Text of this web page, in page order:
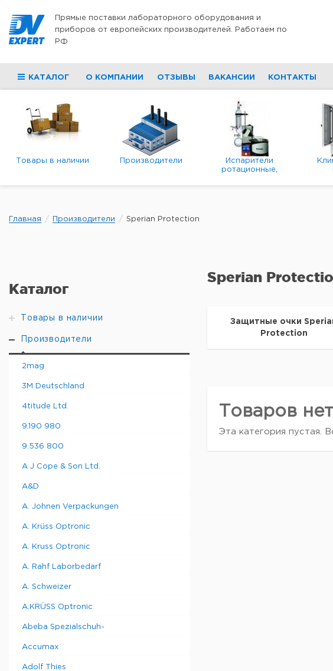
Прямые поставки лабораторного оборудования и
приборов от европейских производителей. Работаем по
РФ
КАТАЛОГ О КОМПАНИИ ОТЗЫВЫ ВАКАНСИИ КОНТАКТЫ
Товары в наличии Производители
Испарители
ротационные,
вакуумные
Главная Производители Sperian Protection
Каталог
Товары в наличии
Производители
2mag
3M Deutschland
4titude Ltd.
9.190 980
9.536 800
A J Cope & Son Ltd.
A&D
A. Johnen Verpackungen
A. Krüss Optronic
A. Kruss Optronic
A. Rahf Laborbedarf
A. Schweizer
A.KRÜSS Optronic
Abeba Spezialschuh-
Accumax
Adolf Thies
Sperian
Защитные очки
Protection
Товаров нет
Эта категория пустая.